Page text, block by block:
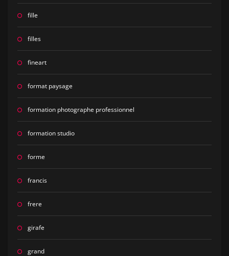
fille
filles
fineart
format paysage
formation photographe professionnel
formation studio
forme
francis
frere
girafe
grand